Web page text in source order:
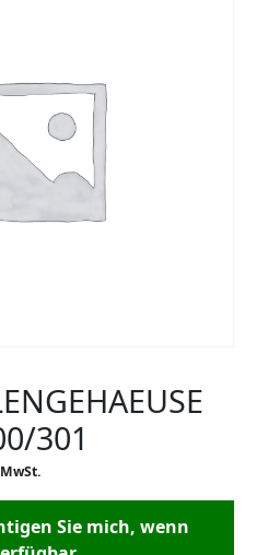
301
Sie mich, wenn